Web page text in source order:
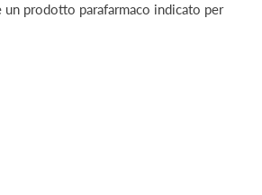
prodotto parafarmaco indicato per